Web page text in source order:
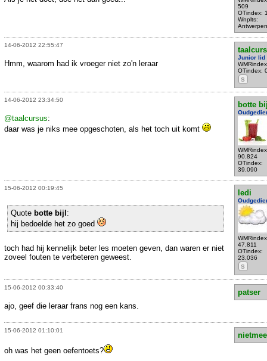
509
OTindex:
Wnplts:
Antwerpen
14-06-2012 22:55:47
Junior lid
OTindex:
S
Hmm, waarom had ik vroeger niet zo'n leraar
14-06-2012 23:34:50
botte
90.824
OTindex:
39.090
@taalcursus:
daar was je niks mee opgeschoten, als het toch uit komt
15-06-2012 00:19:45
ledi
47.811
OTindex:
23.036
S
Quote botte bijl :
hij bedoelde het zo goed
toch had hij kennelijk beter les moeten geven, dan waren er niet
zoveel fouten te verbeteren geweest.
15-06-2012 00:33:40
patser
ajo, geef die leraar frans nog een kans.
15-06-2012 01:10:01
oh was het geen oefentoets?